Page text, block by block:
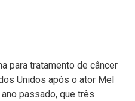
para tratamento de câncer
Unidos após o ator Mel
passado, que três